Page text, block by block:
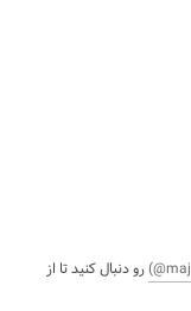
رو دنبال کنید تا از